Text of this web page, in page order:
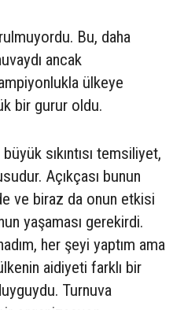
Bu, daha
ancak
ülkeye
bir gurur oldu.
sıkıntısı temsiliyet,
Açıkçası bunun
ve biraz da onun etkisi
yaşaması gerekirdi.
her şeyi yaptım ama
aidiyeti farklı bir
Turnuva